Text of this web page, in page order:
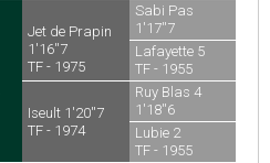
Jet de Prapin
1'16''7
TF - 1975
Iseult 1'20''7
TF - 1974
Sabi Pas
1'17''7
TF - 1962
Lafayette 5
TF - 1955
Ruy Blas 4
1'18''6
TF - 1961
Lubie 2
TF - 1955